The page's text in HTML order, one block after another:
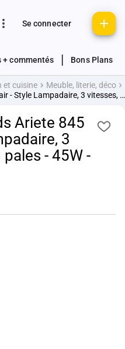
Se connecter
+ commentés Bons Plans
et cuisine
Meuble, literie, déco
Ventilateur sur Pieds Ariete 845 Freshair - Style Lampadaire, 3 vitesses, Hélice à 3 pales - 45W - Blanc
Ariete 845
3
- 45W -